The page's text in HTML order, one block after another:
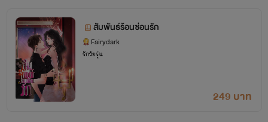
สัมพันธ์ร้อนซ่อนรัก
Fairydark
รักวัยรุ่น
249 บาท